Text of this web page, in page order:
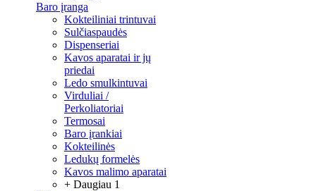
Baro įranga
Kokteiliniai trintuvai
Sulčiaspaudės
Dispenseriai
Kavos aparatai ir jų
priedai
Ledo smulkintuvai
Virduliai /
Perkoliatoriai
Termosai
Baro įrankiai
Kokteilinės
Ledukų formelės
Kavos malimo aparatai
+ Daugiau 1